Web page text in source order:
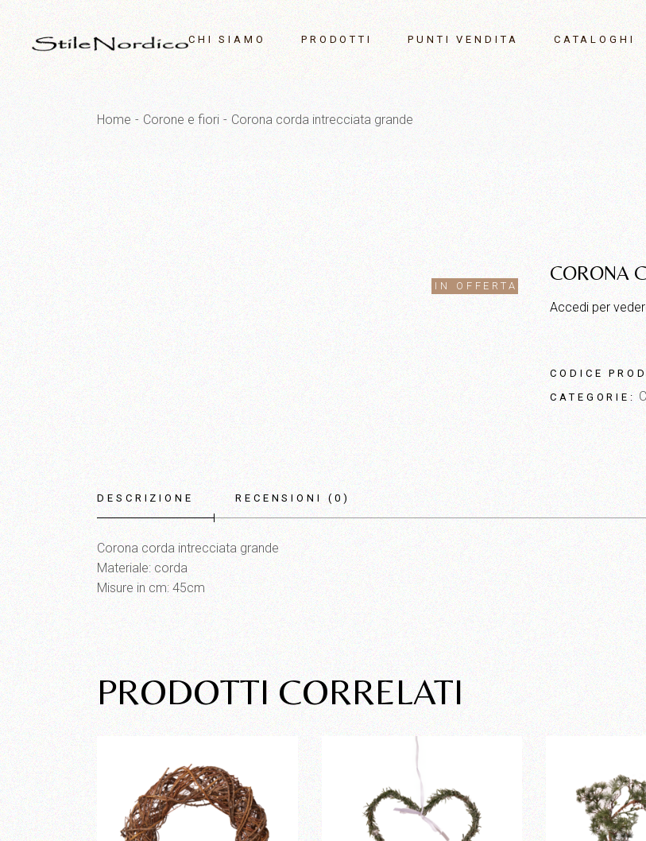
Skip
to
the
content
CHI SIAMO PRODOTTI
Saponi profumati
Campane e sonagli
Tavola
Illuminazione
Vetri
Corone e fiori
Outdoor
OUTLET
PUNTI VENDITA CATALOGHI
Home Corone e fiori Corona corda intrecciata grande
IN OFFERTA
CORONA
Accedi per
CODICE
CATEGORIE:
DESCRIZIONE RECENSIONI (0)
Corona corda intrecciata grande
Materiale: corda
Misure in cm: 45cm
PRODOTTI CORRELATI